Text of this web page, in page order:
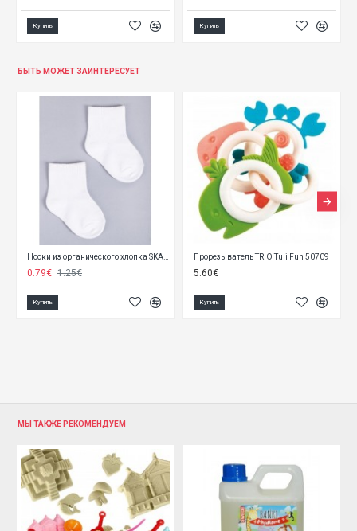
Купить Купить
БЫТЬ МОЖЕТ ЗАИНТЕРЕСУЕТ
Прорезыватель TRIO Tuli Fun 50709 Рюкзак BEAR no OOPS 15711 [NY23]
14.90€
МЫ ТАКЖЕ РЕКОМЕНДУЕМ